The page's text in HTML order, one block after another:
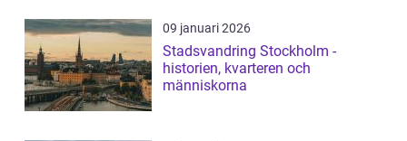
09 januari 2026
Stadsvandring Stockholm -
historien, kvarteren och
människorna